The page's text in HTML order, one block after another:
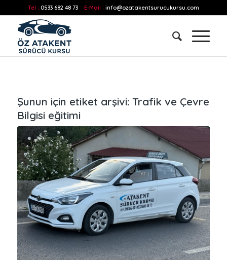
Tel : 0533 682 48 73 E-Mail : info@ozatakentsurucukursu.com
Şunun için etiket arşivi: Trafik ve Çevre
Bilgisi eğitimi